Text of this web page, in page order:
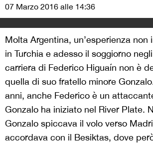
07 Marzo 2016 alle 14:36
Molta Argentina, un’esperienza
in Turchia e adesso il soggiorno
carriera di Federico Higuaín non è
quella di suo fratello minore
anni, anche Federico è un
Gonzalo ha iniziato nel River Plate.
Gonzalo spiccava il volo verso
accordava con il Besiktas, dove